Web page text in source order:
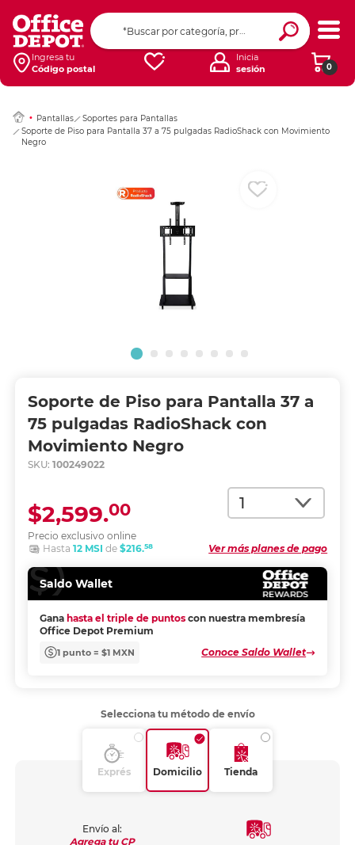
Ingresa tu
Código postal
0
Inicia
sesión
Pantallas
Soportes para Pantallas
Soporte de Piso para Pantalla 37 a 75 pulgadas RadioShack con Movimiento
Negro
Soporte de Piso para Pantalla 37 a
75 pulgadas RadioShack con
Movimiento Negro
SKU: 100249022
Cantidad
Precio exclusivo online
$2,599.00
Ver más planes de pago
Hasta 12 MSI de $216.58
Saldo Wallet
Gana hasta el triple de puntos con nuestra membresía
Office Depot Premium
1 punto = $1 MXN Conoce Saldo Wallet
Ingresar Codigo
Selecciona tu método de envío
Exprés Domicilio Tienda
Envío al:
Agrega tu CP